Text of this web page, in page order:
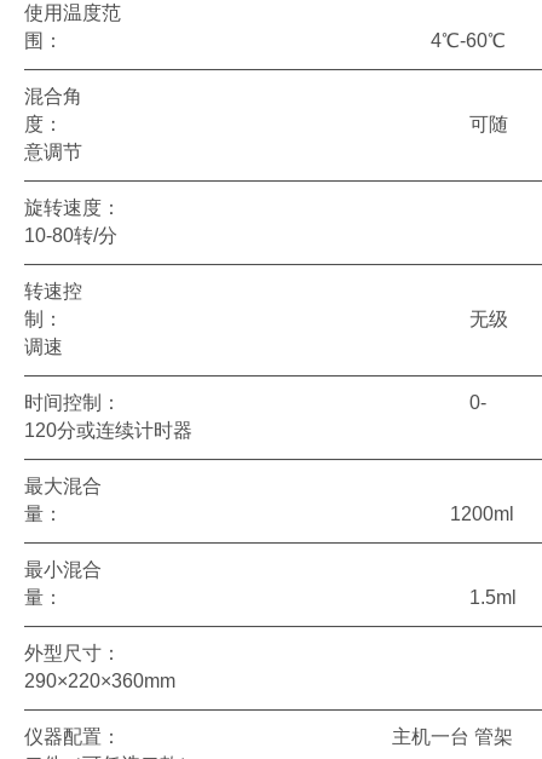
使用温度范
围： 4℃-60℃
混合角
度： 可随
意调节
旋转速度：
10-80转/分
转速控
制： 无级
调速
时间控制： 0-
120分或连续计时器
最大混合
量： 1200ml
最小混合
量： 1.5ml
外型尺寸：
290×220×360mm
仪器配置： 主机一台 管架